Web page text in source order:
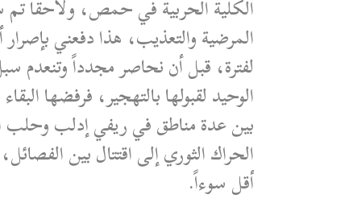
المرضية والتعذيب، هذا دفعني
الوحيد لقبولها بالتهجير، فرفضها
بين عدة مناطق في ريفي إدلب وحلب
الحراك الثوري إلى اقتتال بين
أقل سوءاً.